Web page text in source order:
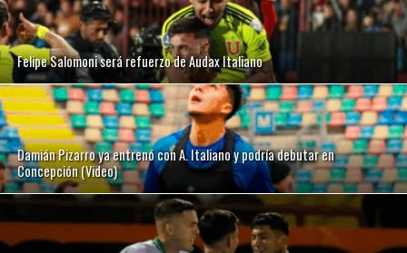
Felipe Salomoni será refuerzo de Audax Italiano
Damián Pizarro ya entrenó con A. Italiano y podría debutar en
Concepción (Video)